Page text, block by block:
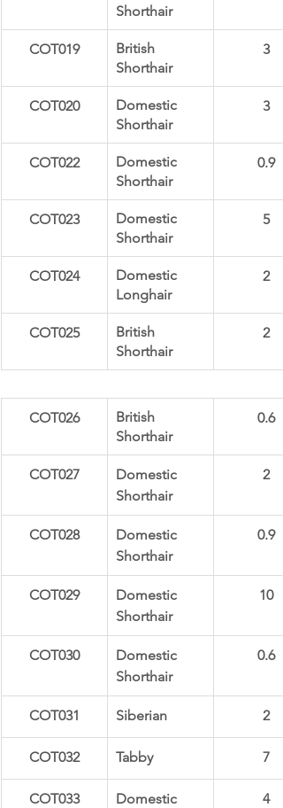
Shorthair
COT019
British
Shorthair
3
COT020
Domestic
Shorthair
3
COT022
Domestic
Shorthair
0.9
COT023
Domestic
Shorthair
5
COT024
Domestic
Longhair
2
COT025
British
Shorthair
2
COT026
British
Shorthair
0.6
COT027
Domestic
Shorthair
2
COT028
Domestic
Shorthair
0.9
COT029
Domestic
Shorthair
10
COT030
Domestic
Shorthair
0.6
COT031 Siberian 2
COT032 Tabby 7
COT033
Domestic
4